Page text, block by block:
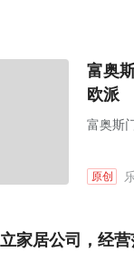
富奥
欧派
富奥斯
原创
家居公司，经